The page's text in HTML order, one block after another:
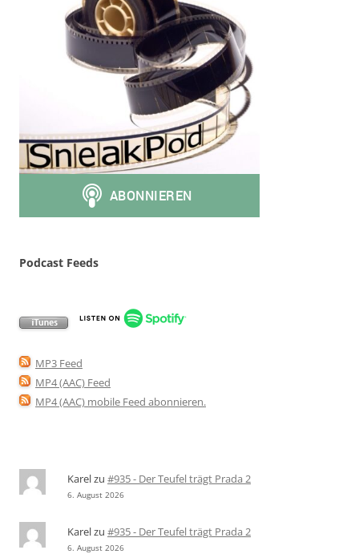
Podcast Feeds
MP3 Feed
MP4 (AAC) Feed
MP4 (AAC) mobile Feed abonnieren.
Karelzu #935 - Der Teufel trägt Prada 2
6. August 2026
Karelzu #935 - Der Teufel trägt Prada 2
6. August 2026